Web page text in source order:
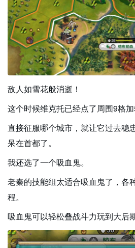
敌人如雪花般消逝！
这个时候维克托已经点了周围9格加
直接征服哪个城市，就让它过去稳
呆在首都了。
我还选了一个吸血鬼。
老秦的技能组太适合吸血鬼了，各
程。
吸血鬼可以轻松叠战斗力玩到大后期